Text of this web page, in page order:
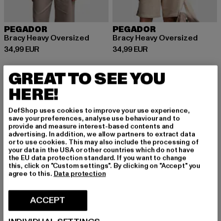
PEGADOR
Bracy Heavy Oversized
34,99 EUR
Prix courant: 34,99 EUR
PEGADOR
Bracy Heavy Oversized
34,99 EUR
Prix courant: 34,99 EUR
NOUVEAU
GREAT TO SEE YOU
HERE!
DefShop uses cookies to improve your use experience,
save your preferences, analyse use behaviour and to
provide and measure interest-based contents and
advertising. In addition, we allow partners to extract data
or to use cookies. This may also include the processing of
your data in the USA or other countries which do not have
the EU data protection standard. If you want to change
this, click on "Custom settings". By clicking on "Accept" you
agree to this. Data protection
ACCEPT